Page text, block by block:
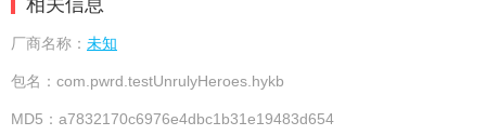
相关信息
厂商名称： 未知
包名： com.pwrd.testUnrulyHeroes.hykb
MD5： a7832170c6976e4dbc1b31e19483d654